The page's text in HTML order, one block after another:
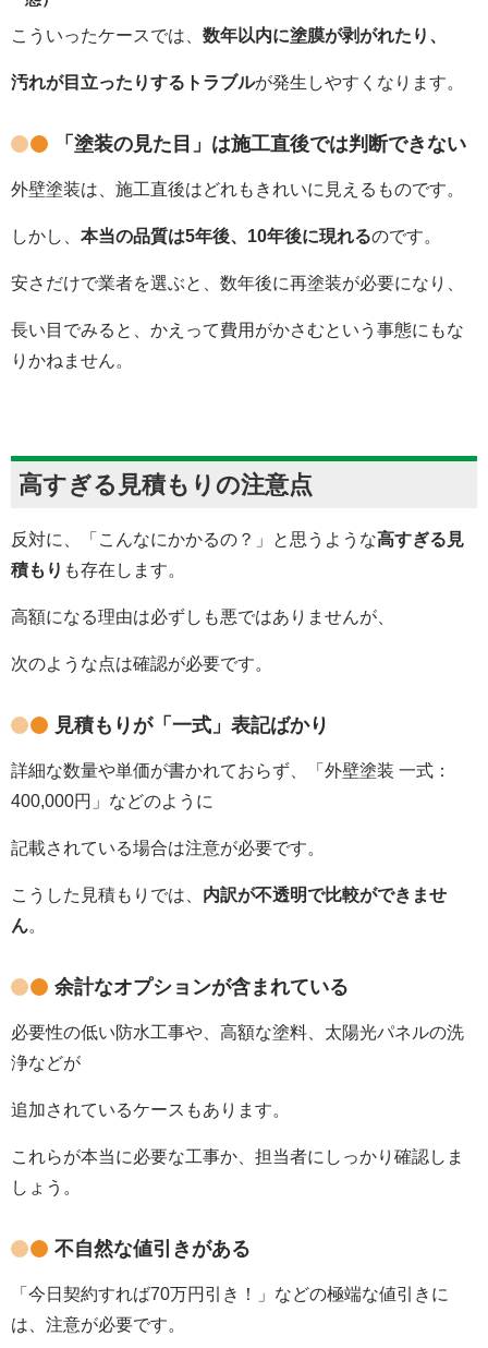
こういったケースでは、 数年以内に塗膜が剥がれたり、
汚れが目立ったりするトラブルが発生しやすくなります。
「塗装の見た目」は施工直後では判断できない
外壁塗装は、施工直後はどれもきれいに見えるものです。
しかし、 本当の品質は5年後、 10年後に現れるのです。
安さだけで業者を選ぶと、数年後に再塗装が必要になり、
長い目でみると、かえって費用がかさむという事態にもな
りかねません。
高すぎる見積もりの注意点
反対に、「こんなにかかるの？」と思うような高すぎる見
積もり も存在します。
高額になる理由は必ずしも悪ではありませんが、
次のような点は確認が必要です。
見積もりが「一式」表記ばかり
詳細な数量や単価が書かれておらず、「外壁塗装 一式：
400,000円」などのように
記載されている場合は注意が必要です。
こうした見積もりでは、 内訳が不透明で比較ができませ
ん。
余計なオプションが含まれている
必要性の低い防水工事や、高額な塗料、太陽光パネルの洗
浄などが
追加されているケースもあります。
これらが本当に必要な工事か、担当者にしっかり確認しま
しょう。
不自然な値引きがある
「今日契約すれば70万円引き！」などの極端な値引きに
は、注意が必要です。